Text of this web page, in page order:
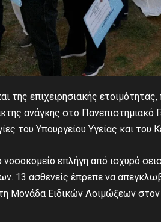
της επιχειρησιακής
ανάγκης στο Πανεπιστημιακό
του Υπουργείου Υγείας και του
επλήγη από ισχυρό
13 ασθενείς έπρεπε να
Μονάδα Ειδικών Λοιμώξεων